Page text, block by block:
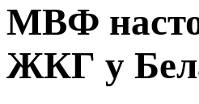
МВФ
ЖКГ у